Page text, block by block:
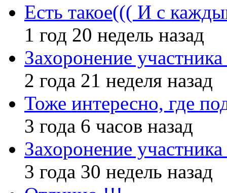
Есть такое((( И с
1 год 20 недель назад
Захоронение
2 года 21 неделя назад
Тоже интересно, где
3 года 6 часов назад
Захоронение
3 года 30 недель назад